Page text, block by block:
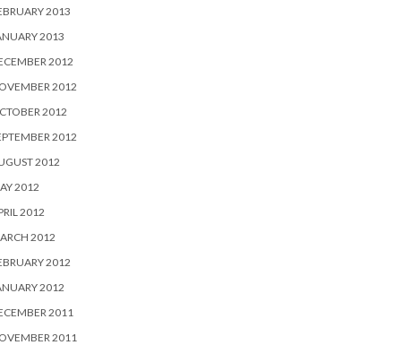
2013
2013
2012
2012
2012
2012
2012
2012
2012
2012
2012
2012
2011
2011